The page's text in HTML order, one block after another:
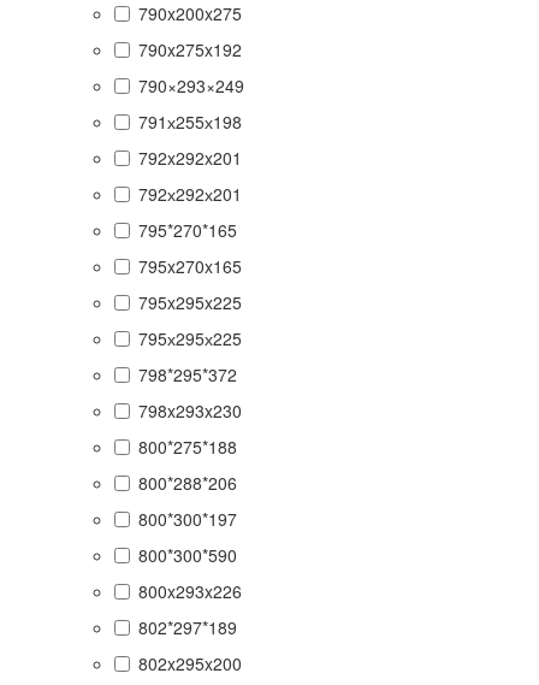
790x200x275
790x275x192
790×293×249
791х255х198
792x292x201
792х292х201
795*270*165
795x270x165
795x295x225
795х295х225
798*295*372
798x293x230
800*275*188
800*288*206
800*300*197
800*300*590
800x293x226
802*297*189
802x295x200